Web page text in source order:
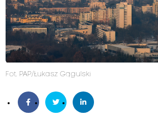
Fot. PAP/Łukasz Gągulski